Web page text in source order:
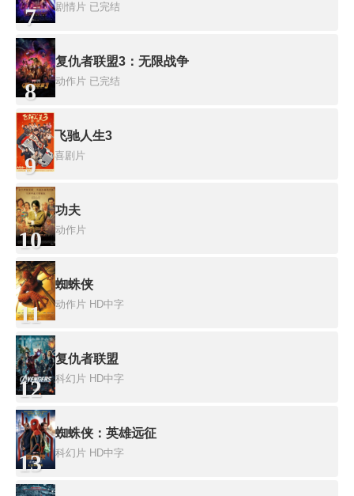
7 剧情片 已完结
8
复仇者联盟3：无限战争
动作片 已完结
9
飞驰人生3
喜剧片
10
功夫
动作片
11
蜘蛛侠
动作片 HD中字
12
复仇者联盟
科幻片 HD中字
13
蜘蛛侠：英雄远征
科幻片 HD中字